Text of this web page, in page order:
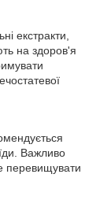
екстракти,
на здоров'я
Важливо
перевищувати